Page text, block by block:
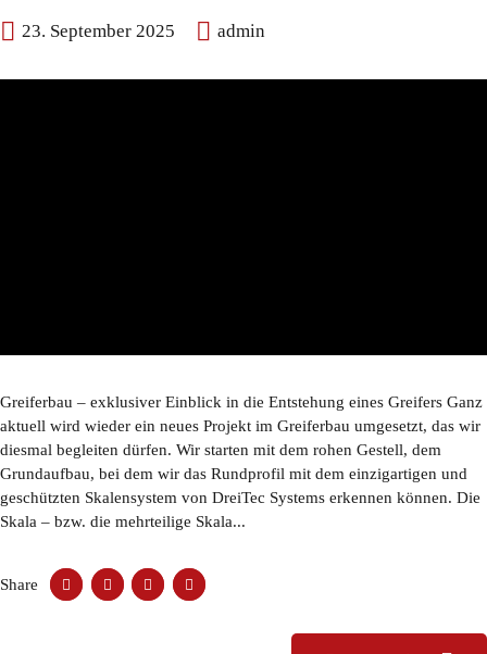
23. September 2025 admin
Greiferbau – exklusiver Einblick in die Entstehung eines Greifers Ganz
aktuell wird wieder ein neues Projekt im Greiferbau umgesetzt, das wir
diesmal begleiten dürfen. Wir starten mit dem rohen Gestell, dem
Grundaufbau, bei dem wir das Rundprofil mit dem einzigartigen und
geschützten Skalensystem von DreiTec Systems erkennen können. Die
Skala – bzw. die mehrteilige Skala...
Share